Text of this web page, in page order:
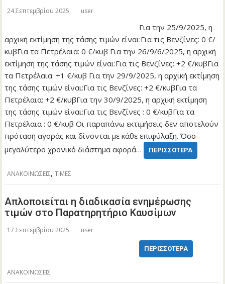
24 Σεπτεμβρίου 2025 user
Για την 25/9/2025, η
αρχική εκτίμηση της τάσης τιμών είναι:Για τις Βενζίνες: 0 €/
κυβΓια τα Πετρέλαια: 0 €/κυβ Για την 26/9/6/2025, η αρχική
εκτίμηση της τάσης τιμών είναι:Για τις Βενζίνες: +2 €/κυβΓια
τα Πετρέλαια: +1 €/κυβ Για την 29/9/2025, η αρχική εκτίμηση
της τάσης τιμών είναι:Για τις Βενζίνες: +2 €/κυβΓια τα
Πετρέλαια: +2 €/κυβΓια την 30/9/2025, η αρχική εκτίμηση
της τάσης τιμών είναι:Για τις Βενζίνες : 0 €/κυβΓια τα
Πετρέλαια : 0 €/κυβ Οι παραπάνω εκτιμήσεις δεν αποτελούν
πρόταση αγοράς και δίνονται με κάθε επιφύλαξη. Όσο
μεγαλύτερο χρονικό διάστημα αφορά…
ΠΕΡΙΣΣΌΤΕΡΑ
ΑΝΑΚΟΙΝΩΣΕΙΣ,ΤΙΜΕΣ
Απλοποιείται η διαδικασία ενημέρωσης
τιμών στο Παρατηρητήριο Καυσίμων
17 Σεπτεμβρίου 2025 user
ΠΕΡΙΣΣΌΤΕΡΑ
ΑΝΑΚΟΙΝΩΣΕΙΣ